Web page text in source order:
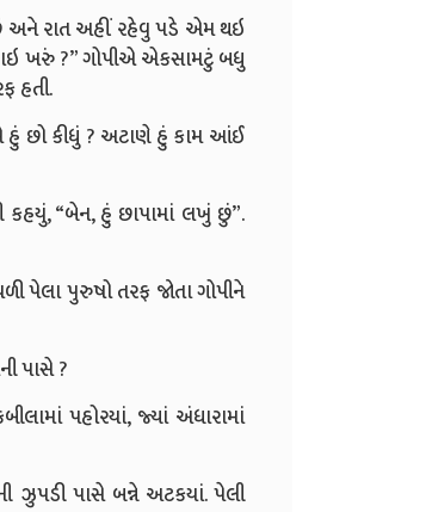
અને રાત અહીં રહેવુ પડે એમ થઇ
ખરું ?” ગોપીએ એકસામટું બધુ
હતી.
હું છો કીધું ? અટાણે હું કામ આંઈ
કહયું, “બેન, હું છાપામાં લખું છું”.
પેલા પુરુષો તરફ જોતા ગોપીને
પાસે ?
પહોરયાં, જ્યાં અંધારામાં
પાસે બન્ને અટકયાં. પેલી